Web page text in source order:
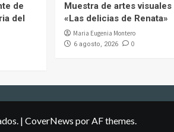
de
del
Muestra de artes visuales
«Las delicias de Renata»
Maria Eugenia Montero
6 agosto, 2026 0
| CoverNews por AF themes.